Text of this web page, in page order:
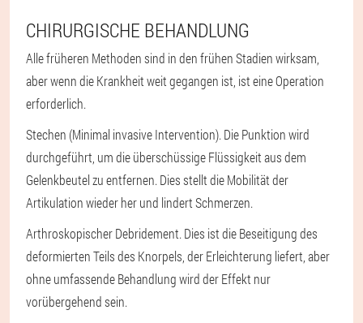
CHIRURGISCHE BEHANDLUNG
Alle früheren Methoden sind in den frühen Stadien wirksam,
aber wenn die Krankheit weit gegangen ist, ist eine Operation
erforderlich.
Stechen (Minimal invasive Intervention). Die Punktion wird
durchgeführt, um die überschüssige Flüssigkeit aus dem
Gelenkbeutel zu entfernen. Dies stellt die Mobilität der
Artikulation wieder her und lindert Schmerzen.
Arthroskopischer Debridement. Dies ist die Beseitigung des
deformierten Teils des Knorpels, der Erleichterung liefert, aber
ohne umfassende Behandlung wird der Effekt nur
vorübergehend sein.